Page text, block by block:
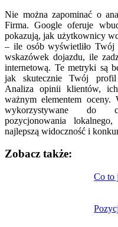
Nie można zapominać o
Firma. Google oferuje
pokazują, jak użytkownicy
– ile osób wyświetliło
wskazówek dojazdu, ile
internetową. Te metryki są
jak skutecznie Twój profil
Analiza opinii klientów,
ważnym elementem
wykorzystywane do
pozycjonowania
najlepszą widoczność i
Zobacz także:
Co to